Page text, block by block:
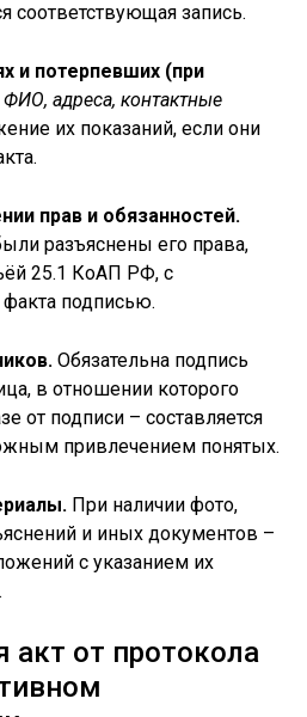
соответствующая запись.
и потерпевших (при
ФИО, адреса, контактные
их показаний, если они
прав и обязанностей.
разъяснены его права,
25.1 КоАП РФ, с
подписью.
Обязательна подпись
в отношении которого
от подписи – составляется
привлечением понятых.
При наличии фото,
и иных документов –
с указанием их
акт от протокола